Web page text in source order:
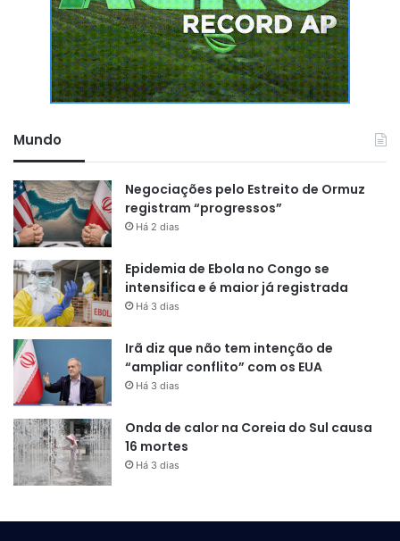
Mundo
Negociações pelo Estreito de Ormuz
registram “progressos”
Há 2 dias
Epidemia de Ebola no Congo se
intensifica e é maior já registrada
Há 3 dias
Irã diz que não tem intenção de
“ampliar conflito” com os EUA
Há 3 dias
Onda de calor na Coreia do Sul causa
16 mortes
Há 3 dias